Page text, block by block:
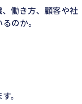
働き方、顧客や社
のか。
。